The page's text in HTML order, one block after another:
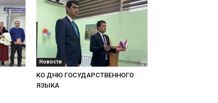
Новости
КО ДНЮ ГОСУДАРСТВЕННОГО
ЯЗЫКА